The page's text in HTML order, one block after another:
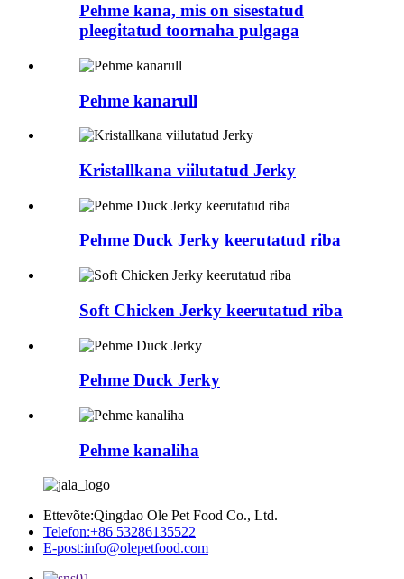
Pehme kana, mis on sisestatud
pleegitatud toornaha pulgaga
Pehme kanarull
Kristallkana viilutatud Jerky
Pehme Duck Jerky keerutatud riba
Soft Chicken Jerky keerutatud riba
Pehme Duck Jerky
Pehme kanaliha
Ettevõte:Qingdao Ole Pet Food Co., Ltd.
Telefon:+86 53286135522
E-post:info@olepetfood.com